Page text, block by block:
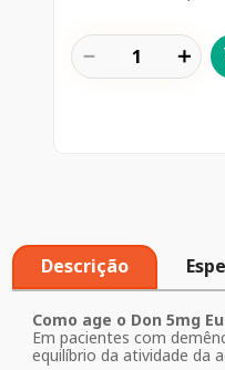
＋
－
Descrição
Como age o Don 5mg
Em pacientes com
equilíbrio da atividade da